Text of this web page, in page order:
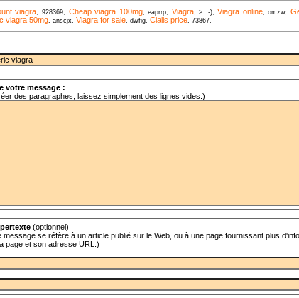
viagra, 928369, Cheap viagra 100mg, eaprrp, Viagra, > :-),Viagra online, omzw,
viagra 50mg, anscjx,Viagra for sale, dwfig,Cialis price, 73867,
votre message :
des paragraphes, laissez simplement des lignes vides.)
(optionnel)
message se réfère à un article publié sur le Web, ou à une page fournissant plus
page et son adresse URL.)